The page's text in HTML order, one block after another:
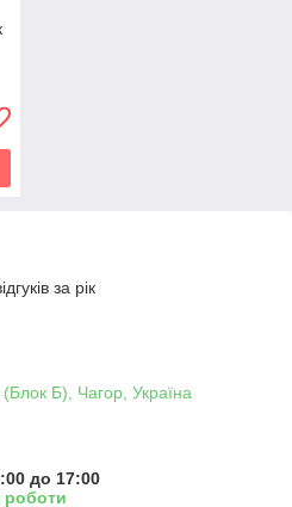
за рік
Б), Чагор, Україна
до 17:00
роботи